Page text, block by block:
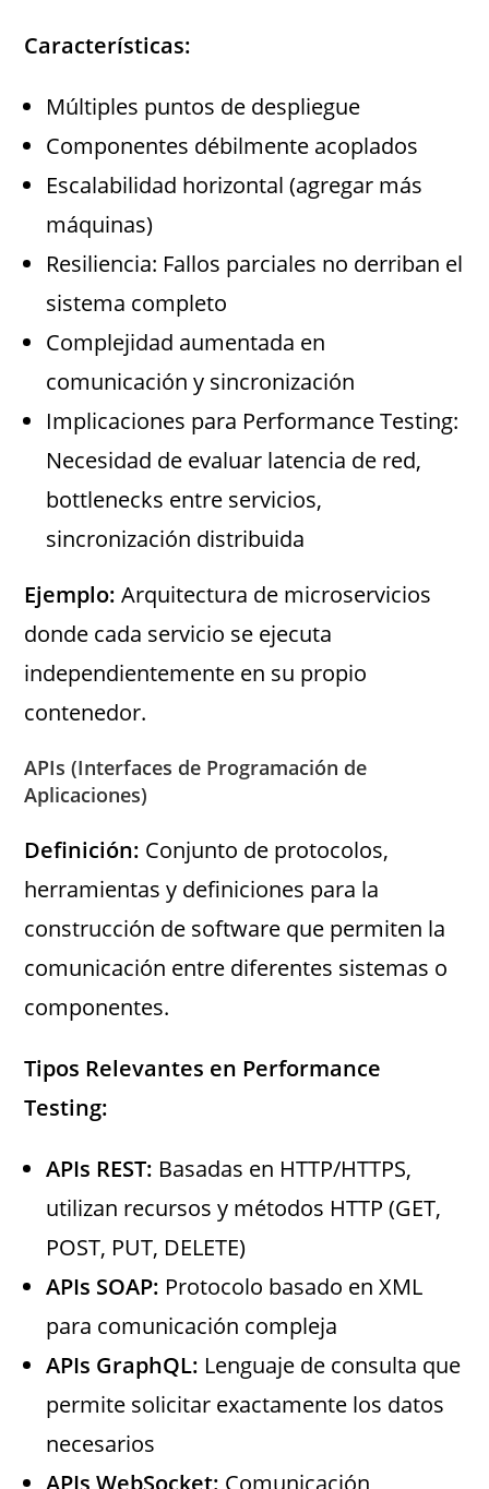
Características:
Múltiples puntos de despliegue
Componentes débilmente acoplados
Escalabilidad horizontal (agregar más
máquinas)
Resiliencia: Fallos parciales no derriban el
sistema completo
Complejidad aumentada en
comunicación y sincronización
Implicaciones para Performance Testing:
Necesidad de evaluar latencia de red,
bottlenecks entre servicios,
sincronización distribuida
Ejemplo: Arquitectura de microservicios
donde cada servicio se ejecuta
independientemente en su propio
contenedor.
APIs (Interfaces de Programación de
Aplicaciones)
Definición: Conjunto de protocolos,
herramientas y definiciones para la
construcción de software que permiten la
comunicación entre diferentes sistemas o
componentes.
Tipos Relevantes en Performance
Testing:
APIs REST: Basadas en HTTP/HTTPS,
utilizan recursos y métodos HTTP (GET,
POST, PUT, DELETE)
APIs SOAP: Protocolo basado en XML
para comunicación compleja
APIs GraphQL: Lenguaje de consulta que
permite solicitar exactamente los datos
necesarios
APIs WebSocket: Comunicación